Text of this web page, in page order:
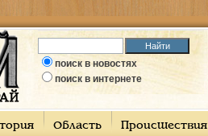
поиск в новостях
поиск в интернете
Область Происшествия